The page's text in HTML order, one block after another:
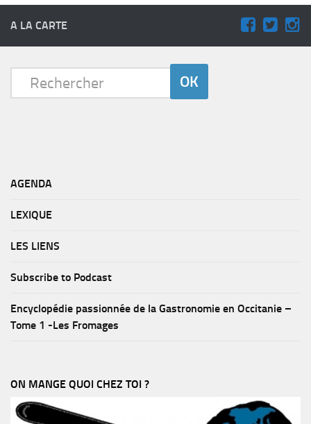
A LA CARTE
AGENDA
LEXIQUE
LES LIENS
Subscribe to Podcast
Encyclopédie passionnée de la Gastronomie en Occitanie –
Tome 1 -Les Fromages
ON MANGE QUOI CHEZ TOI ?